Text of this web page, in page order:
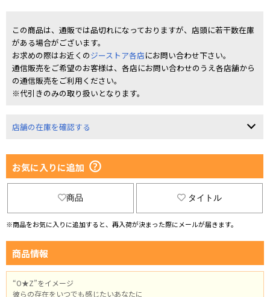
この商品は、通販では品切れになっておりますが、店頭に若干数在庫
がある場合がございます。
お求めの際はお近くのジーストア各店にお問い合わせ下さい。
通信販売をご希望のお客様は、各店にお問い合わせのうえ各店舗から
の通信販売をご利用ください。
※代引きのみの取り扱いとなります。
店舗の在庫を確認する
お気に入りに追加
商品 タイトル
※商品をお気に入りに追加すると、再入荷が決まった際にメールが届きます。
商品情報
“O★Z”をイメージ
彼らの存在をいつでも感じたいあなたに